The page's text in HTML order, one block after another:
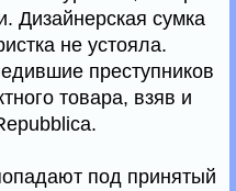
Дизайнерская сумка
не устояла.
преступников
товара, взяв и
под принятый